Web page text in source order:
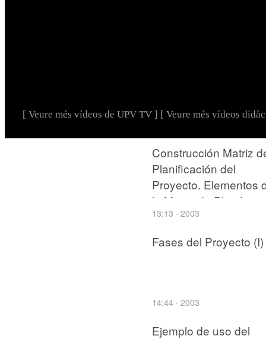
[ Veure més vídeos de UPV TV ] [ Veure més vídeos
Construcción Matriz
Planificación del
Proyecto. Elementos
la Matriz de
(II)
13:13 · 2003
Fases del Proyecto (I)
14:44 · 2003
Ejemplo de uso del